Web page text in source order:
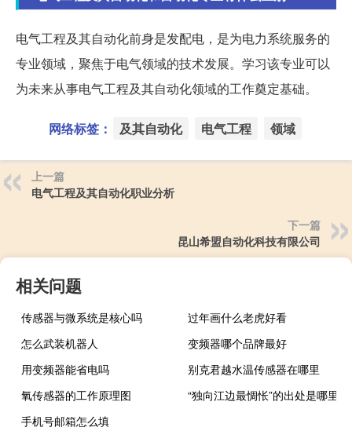
电气工程及其自动化前身是发配电，是为电力系统服务的
专业领域，聚焦于电气领域的技术发展。学习该专业可以
为未来从事电气工程及其自动化领域的工作奠定基础。
网络标签： 及其自动化 电气工程 领域
上一篇
电气工程及其自动化职业分析
下一篇
昆山希盟自动化科技有限公司
相关问题
传感器与微系统是核心吗
过年画什么老虎好看
怎么武装机器人
变频器哪个品牌最好
用变频器能省电吗
别克君越水温传感器在哪里
氧传感器的工作原理图
“独向江边最惆怅”的出处是哪里
手机号邮箱怎么填